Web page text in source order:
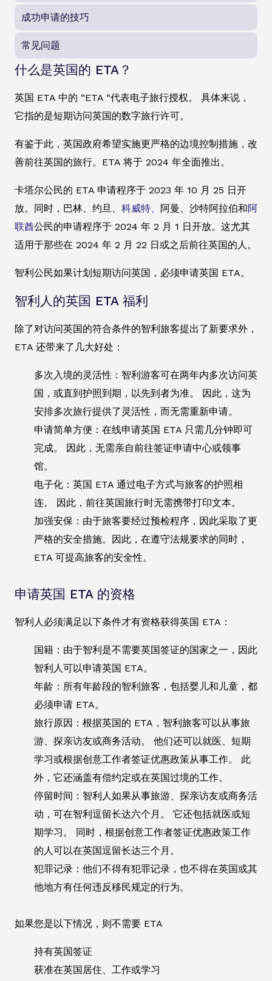
成功申请的技巧
常见问题
什么是英国的 ETA？
英国 ETA 中的 “ETA “代表电子旅行授权。 具体来说，
它指的是短期访问英国的数字旅行许可。
有鉴于此，英国政府希望实施更严格的边境控制措施，改
善前往英国的旅行。ETA 将于 2024 年全面推出。
卡塔尔公民的 ETA 申请程序于 2023 年 10 月 25 日开
放。同时，巴林、约旦、 科威特、 阿曼、沙特阿拉伯和阿
联酋公民的申请程序于 2024 年 2 月 1 日开放。这尤其
适用于那些在 2024 年 2 月 22 日或之后前往英国的人。
智利公民如果计划短期访问英国，必须申请英国 ETA。
智利人的英国 ETA 福利
除了对访问英国的符合条件的智利旅客提出了新要求外，
ETA 还带来了几大好处：
多次入境的灵活性：智利游客可在两年内多次访问英
国，或直到护照到期，以先到者为准。 因此，这为
安排多次旅行提供了灵活性，而无需重新申请。
申请简单方便：在线申请英国 ETA 只需几分钟即可
完成。 因此，无需亲自前往签证申请中心或领事
馆。
电子化：英国 ETA 通过电子方式与旅客的护照相
连。 因此，前往英国旅行时无需携带打印文本。
加强安保：由于旅客要经过预检程序，因此采取了更
严格的安全措施。因此，在遵守法规要求的同时，
ETA 可提高旅客的安全性。
申请英国 ETA 的资格
智利人必须满足以下条件才有资格获得英国 ETA：
国籍：由于智利是不需要英国签证的国家之一，因此
智利人可以申请英国 ETA。
年龄：所有年龄段的智利旅客，包括婴儿和儿童，都
必须申请 ETA。
旅行原因：根据英国的 ETA，智利旅客可以从事旅
游、探亲访友或商务活动。 他们还可以就医、短期
学习或根据创意工作者签证优惠政策从事工作。 此
外，它还涵盖有偿约定或在英国过境的工作。
停留时间：智利人如果从事旅游、探亲访友或商务活
动，可在智利逗留长达六个月。 它还包括就医或短
期学习。 同时，根据创意工作者签证优惠政策工作
的人可以在英国逗留长达三个月。
犯罪记录：他们不得有犯罪记录，也不得在英国或其
他地方有任何违反移民规定的行为。
如果您是以下情况，则不需要 ETA
持有英国签证
获准在英国居住、工作或学习